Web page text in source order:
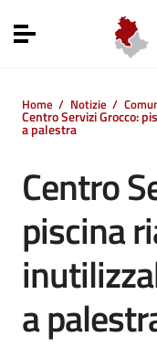
Vai al menu di
Toggle navigation
Home / Notizie /
Centro Servizi Grocco:
a palestra
Centro
piscina
a